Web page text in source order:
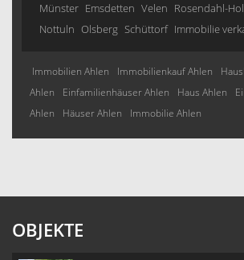
Münster Emsdetten Velen Rosendahl-
Nottuln Olsberg Schüttorf Immobilie
Immobilien Ahlen Immobilienkauf Ahlen
Ahlen
Einfamilienhäuser Ahlen Haus Ahlen
Ahlen
Häuser Ahlen Immobilie Ahlen
OBJEKTE